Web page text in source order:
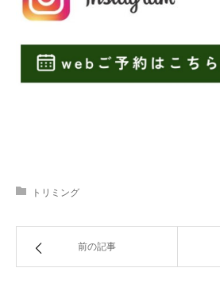
トリミング
前の記事